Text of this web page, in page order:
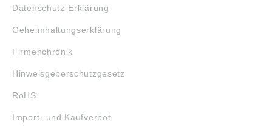
Datenschutz-Erklärung
Geheimhaltungserklärung
Firmenchronik
Hinweisgeberschutzgesetz
RoHS
Import- und Kaufverbot